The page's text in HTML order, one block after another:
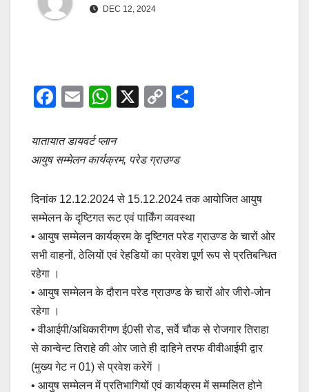
DEC 12, 2024
F
c
e
o
o
k
E
ail
W
at
s
p
p
X
C
y
n
k
यातायात डायवर्ट प्लान
आयुष सम्मेलन कार्यक्रम, परेड ग्राउण्ड
दिनांक 12.12.2024 से 15.12.2024 तक आयोजित आयुष
सम्मेलन के दृष्टिगत रूट एवं पार्किंग व्यवस्था
• आयुष सम्मेलन कार्यक्रम के दृष्टिगत परेड ग्राउण्ड के चारों ओर
सभी वाहनों, ठेलियों एवं रेहडियों का प्रवेश पूर्ण रूप से प्रतिबन्धित
रहेगा ।
• आयुष सम्मेलन के दौरान परेड ग्राउण्ड के चारों ओर जीरो-जोन
रहेगा ।
• वीआईपी/अधिकारीगण ई0सी रोड, सर्वे चौक से रोजगार तिराहा
से कान्वेन्ट तिराहे की ओर जाते ही दाहिने तरफ वीवीआईपी द्वार
(मुख्य गेट न 01) से प्रवेश करेगें ।
• आयुष सम्मेलन में प्रतिभागियों एवं कार्यक्रम में सम्मलित होने